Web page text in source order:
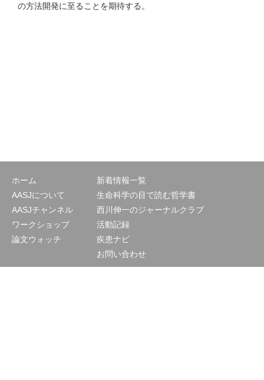
の方法開発に至ることを期待する。
ホーム
AASJについて
AASJチャンネル
ワークショップ
論文ウォッチ
新着情報一覧
生命科学の目で読む哲学書
西川伸一のジャーナルクラブ
活動記録
疾患ナビ
お問い合わせ